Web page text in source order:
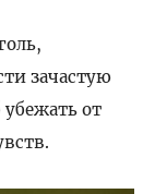
зачастую
убежать от